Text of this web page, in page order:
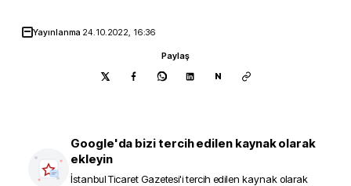
Yayınlanma 24.10.2022, 16:36
Paylaş
N
Google'da bizi tercih edilen kaynak olarak
ekleyin
İstanbul Ticaret Gazetesi'i tercih edilen kaynak olarak